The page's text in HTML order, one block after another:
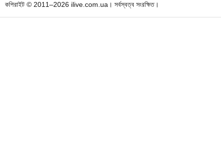
কপিরাইট © 2011–2026 ilive.com.ua। সর্বস্বত্ব সংরক্ষিত।